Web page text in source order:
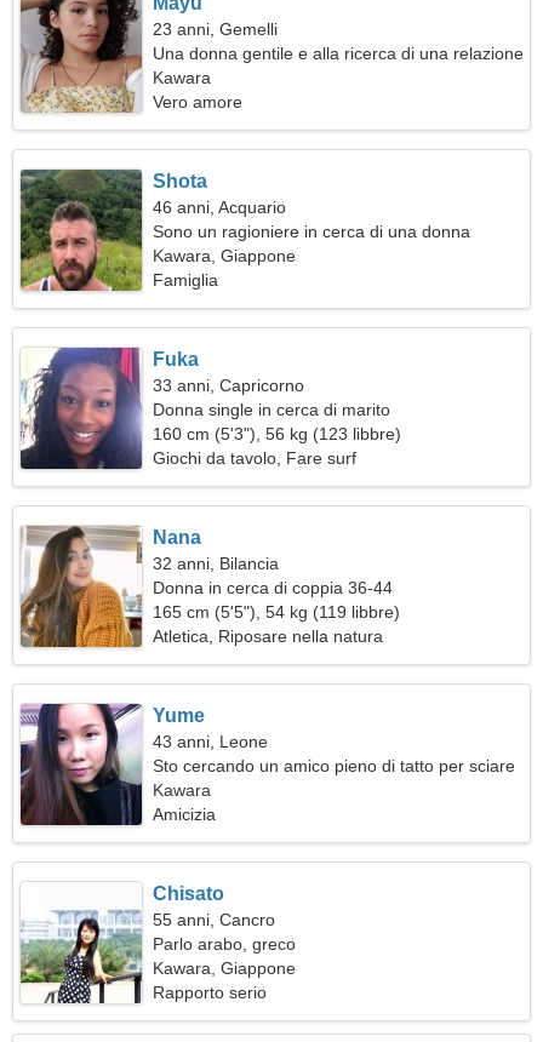
23 anni, Gemelli
Una donna gentile e alla ricerca di una relazione
seria
Kawara
Vero amore
Shota
46 anni, Acquario
Sono un ragioniere in cerca di una donna
modesta
Kawara, Giappone
Famiglia
Fuka
33 anni, Capricorno
Donna single in cerca di marito
160 cm (5'3"), 56 kg (123 libbre)
Giochi da tavolo, Fare surf
Nana
32 anni, Bilancia
Donna in cerca di coppia 36-44
165 cm (5'5"), 54 kg (119 libbre)
Atletica, Riposare nella natura
Yume
43 anni, Leone
Sto cercando un amico pieno di tatto per sciare
insieme
Kawara
Amicizia
Chisato
55 anni, Cancro
Parlo arabo, greco
Kawara, Giappone
Rapporto serio